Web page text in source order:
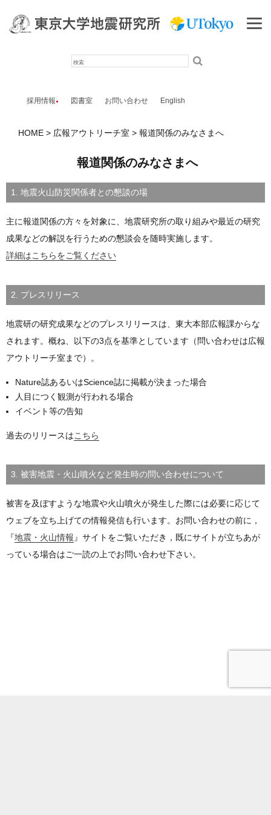
採用情報 図書室 お問い合わせ English
HOME 広報アウトリーチ室 報道関係のみなさまへ
報道関係のみなさまへ
1. 地震火山防災関係者との懇談の場
主に報道関係の方々を対象に、地震研究所の取り組みや最近の研究
成果などの解説を行うための懇談会を随時実施します。
詳細はこちらをご覧ください
2. プレスリリース
地震研の研究成果などのプレスリリースは、東大本部広報課からな
されます。概ね、以下の3点を基準としています（問い合わせは広報
アウトリーチ室まで）。
Nature誌あるいはScience誌に掲載が決まった場合
人目につく観測が行われる場合
イベント等の告知
過去のリリースはこちら
3. 被害地震・火山噴火など発生時の問い合わせについて
被害を及ぼすような地震や火山噴火が発生した際には必要に応じて
ウェブを立ち上げての情報発信も行います。お問い合わせの前に，
『地震・火山情報 』サイトをご覧いただき，既にサイトが立ちあが
っている場合はご一読の上でお問い合わせ下さい。